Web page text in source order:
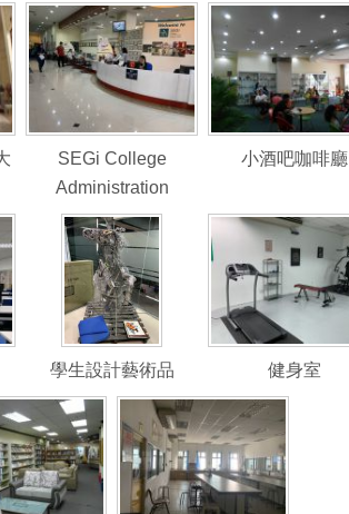
SEGi College
Administration
小酒吧咖啡廳
學生設計藝術品 健身室